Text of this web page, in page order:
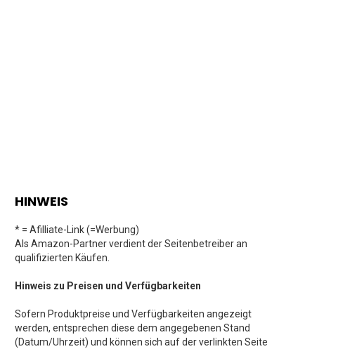
HINWEIS
* = Afilliate-Link (=Werbung)
Als Amazon-Partner verdient der Seitenbetreiber an
qualifizierten Käufen.
Hinweis zu Preisen und Verfügbarkeiten
Sofern Produktpreise und Verfügbarkeiten angezeigt
werden, entsprechen diese dem angegebenen Stand
(Datum/Uhrzeit) und können sich auf der verlinkten Seite